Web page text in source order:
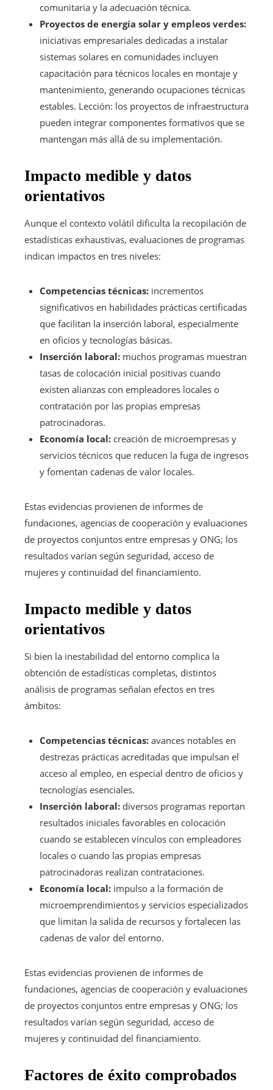
comunitaria y la adecuación técnica.
Proyectos de energía solar y empleos verdes:
iniciativas empresariales dedicadas a instalar
sistemas solares en comunidades incluyen
capacitación para técnicos locales en montaje y
mantenimiento, generando ocupaciones técnicas
estables. Lección: los proyectos de infraestructura
pueden integrar componentes formativos que se
mantengan más allá de su implementación.
Impacto medible y datos
orientativos
Aunque el contexto volátil dificulta la recopilación de
estadísticas exhaustivas, evaluaciones de programas
indican impactos en tres niveles:
Competencias técnicas: incrementos
significativos en habilidades prácticas certificadas
que facilitan la inserción laboral, especialmente
en oficios y tecnologías básicas.
Inserción laboral: muchos programas muestran
tasas de colocación inicial positivas cuando
existen alianzas con empleadores locales o
contratación por las propias empresas
patrocinadoras.
Economía local: creación de microempresas y
servicios técnicos que reducen la fuga de ingresos
y fomentan cadenas de valor locales.
Estas evidencias provienen de informes de
fundaciones, agencias de cooperación y evaluaciones
de proyectos conjuntos entre empresas y ONG; los
resultados varían según seguridad, acceso de
mujeres y continuidad del financiamiento.
Impacto medible y datos
orientativos
Si bien la inestabilidad del entorno complica la
obtención de estadísticas completas, distintos
análisis de programas señalan efectos en tres
ámbitos:
Competencias técnicas: avances notables en
destrezas prácticas acreditadas que impulsan el
acceso al empleo, en especial dentro de oficios y
tecnologías esenciales.
Inserción laboral: diversos programas reportan
resultados iniciales favorables en colocación
cuando se establecen vínculos con empleadores
locales o cuando las propias empresas
patrocinadoras realizan contrataciones.
Economía local: impulso a la formación de
microemprendimientos y servicios especializados
que limitan la salida de recursos y fortalecen las
cadenas de valor del entorno.
Estas evidencias provienen de informes de
fundaciones, agencias de cooperación y evaluaciones
de proyectos conjuntos entre empresas y ONG; los
resultados varían según seguridad, acceso de
mujeres y continuidad del financiamiento.
Factores de éxito comprobados